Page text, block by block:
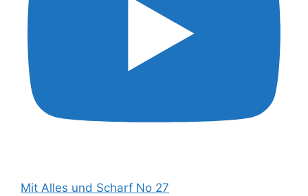
Mit Alles und Scharf No 27